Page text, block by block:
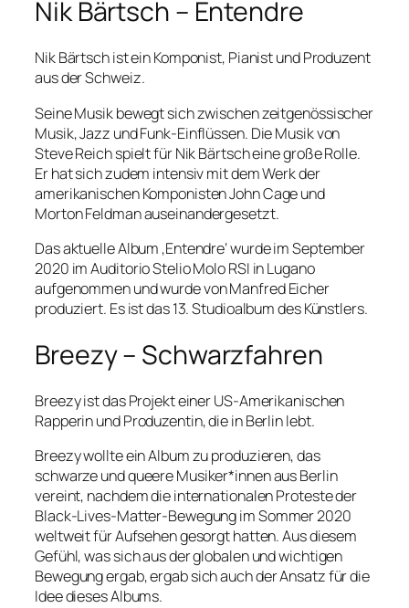
Nik Bärtsch – Entendre
Nik Bärtsch ist ein Komponist, Pianist und Produzent
aus der Schweiz.
Seine Musik bewegt sich zwischen zeitgenössischer
Musik, Jazz und Funk-Einflüssen. Die Musik von
Steve Reich spielt für Nik Bärtsch eine große Rolle.
Er hat sich zudem intensiv mit dem Werk der
amerikanischen Komponisten John Cage und
Morton Feldman auseinandergesetzt.
Das aktuelle Album ‚Entendre‘ wurde im September
2020 im Auditorio Stelio Molo RSI in Lugano
aufgenommen und wurde von Manfred Eicher
produziert. Es ist das 13. Studioalbum des Künstlers.
Breezy – Schwarzfahren
Breezy ist das Projekt einer US-Amerikanischen
Rapperin und Produzentin, die in Berlin lebt.
Breezy wollte ein Album zu produzieren, das
schwarze und queere Musiker*innen aus Berlin
vereint, nachdem die internationalen Proteste der
Black-Lives-Matter-Bewegung im Sommer 2020
weltweit für Aufsehen gesorgt hatten. Aus diesem
Gefühl, was sich aus der globalen und wichtigen
Bewegung ergab, ergab sich auch der Ansatz für die
Idee dieses Albums.